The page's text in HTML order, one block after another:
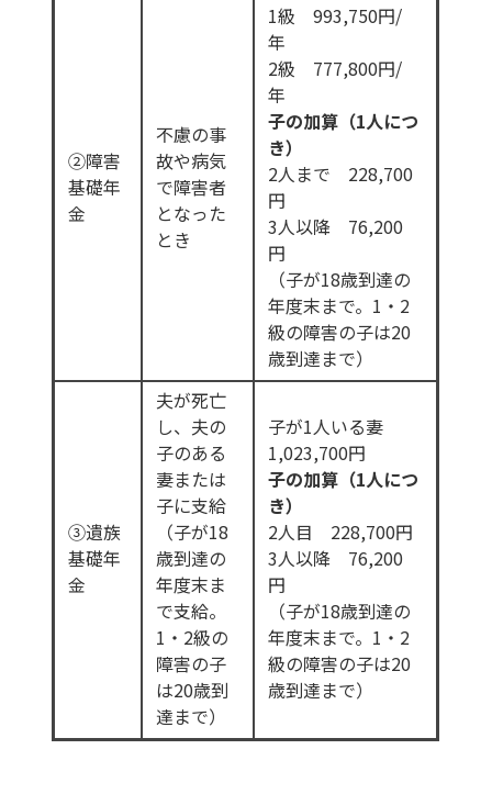
②障害
基礎年
金
不慮の事
故や病気
で障害者
となった
とき
1級 993,750円/
年
2級 777,800円/
年
子の加算（1人につ
き）
2人まで 228,700
円
3人以降 76,200
円
（子が18歳到達の
年度末まで。1・2
級の障害の子は20
歳到達まで）
③遺族
基礎年
金
夫が死亡
し、夫の
子のある
妻または
子に支給
（子が18
歳到達の
年度末ま
で支給。
1・2級の
障害の子
は20歳到
達まで）
子が1人いる妻
1,023,700円
子の加算（1人につ
き）
2人目 228,700円
3人以降 76,200
円
（子が18歳到達の
年度末まで。1・2
級の障害の子は20
歳到達まで）